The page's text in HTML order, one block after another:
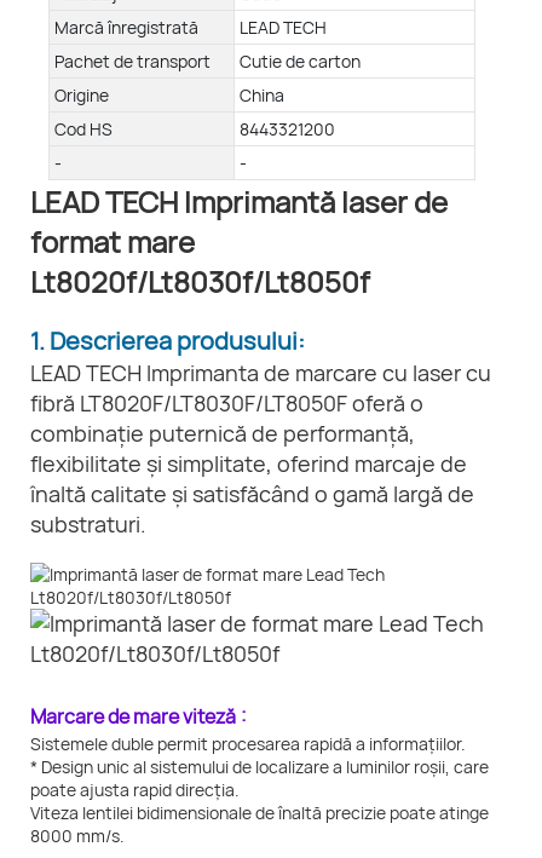
Marcă înregistrată
LEAD TECH
Pachet de transport
Cutie de carton
Origine
China
Cod HS
8443321200
-
-
LEAD TECH Imprimantă laser de
format mare
Lt8020f/Lt8030f/Lt8050f
1. Descrierea produsului:
LEAD TECH Imprimanta de marcare cu laser cu
fibră LT8020F/LT8030F/LT8050F oferă o
combinație puternică de performanță,
flexibilitate și simplitate, oferind marcaje de
înaltă calitate și satisfăcând o gamă largă de
substraturi.
Marcare de mare viteză :
Sistemele duble permit procesarea rapidă a informațiilor.
* Design unic al sistemului de localizare a luminilor roșii, care
poate ajusta rapid direcția.
Viteza lentilei bidimensionale de înaltă precizie poate atinge
8000 mm/s.